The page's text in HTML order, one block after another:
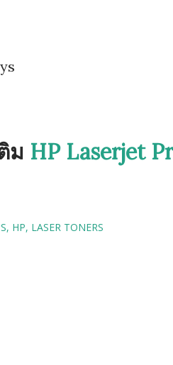
ม HP Laserjet
HP LASER TONERS